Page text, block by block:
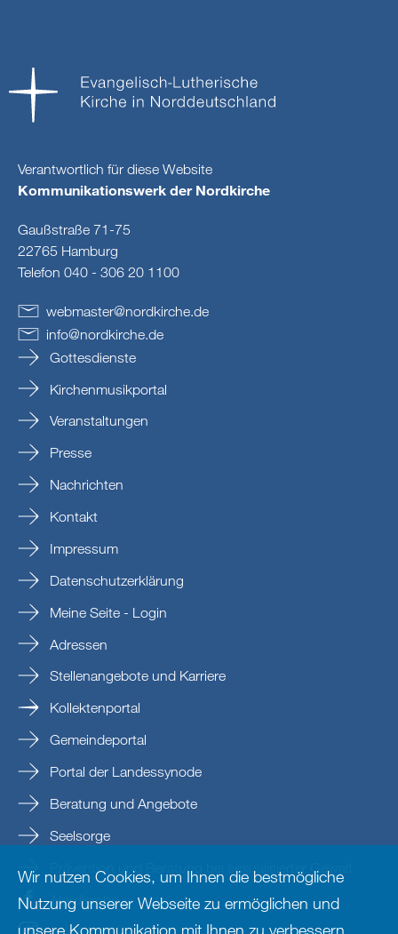
Verantwortlich für diese Website
Kommunikationswerk der Nordkirche
Gaußstraße 71-75
22765 Hamburg
Telefon 040 - 306 20 1100
webmaster@nordkirche.de
info@nordkirche.de
Gottesdienste
Kirchenmusikportal
Veranstaltungen
Presse
Nachrichten
Kontakt
Impressum
Datenschutzerklärung
Meine Seite - Login
Adressen
Stellenangebote und Karriere
Kollektenportal
Gemeindeportal
Portal der Landessynode
Beratung und Angebote
Seelsorge
Prävention und Beratung bei sexualisierter Gewalt
Nordkirche
Wir nutzen Cookies, um Ihnen die bestmögliche
Nutzung unserer Webseite zu ermöglichen und
unsere Kommunikation mit Ihnen zu verbessern.